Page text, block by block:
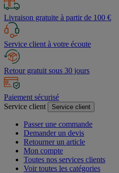
Livraison gratuite à partir de 100 €
Service client à votre écoute
Retour gratuit sous 30 jours
Paiement sécurisé
Service client
Service client
Passer une commande
Demander un devis
Retourner un article
Mon compte
Toutes nos services clients
Voir toutes les catégories